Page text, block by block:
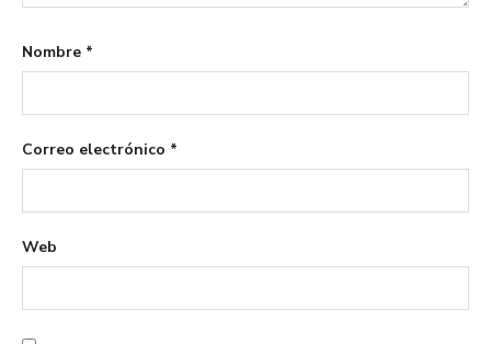
Nombre *
Correo electrónico *
Web